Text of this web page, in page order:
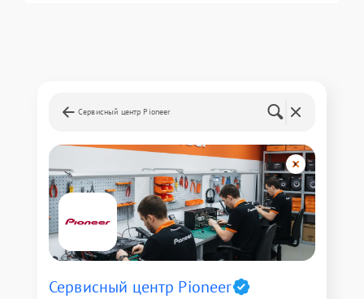
Сервисный центр Pioneer
Сервисный центр Pioneer